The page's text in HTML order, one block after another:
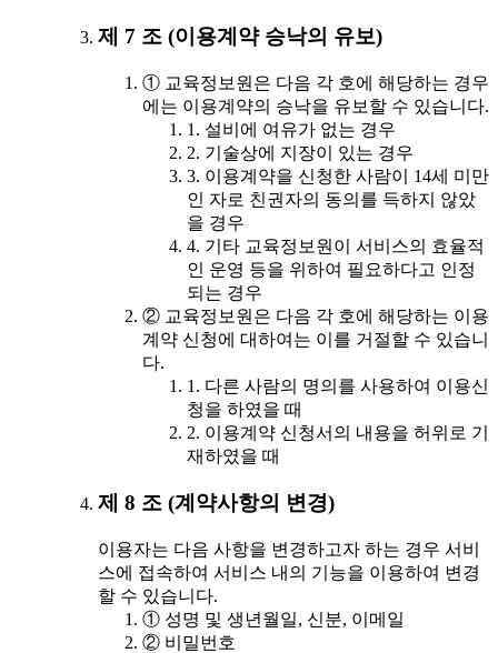
제 7 조 (이용계약 승낙의 유보)
① 교육정보원은 다음 각 호에 해당하는 경우
에는 이용계약의 승낙을 유보할 수 있습니다.
1. 설비에 여유가 없는 경우
2. 기술상에 지장이 있는 경우
3. 이용계약을 신청한 사람이 14세 미만
인 자로 친권자의 동의를 득하지 않았
을 경우
4. 기타 교육정보원이 서비스의 효율적
인 운영 등을 위하여 필요하다고 인정
되는 경우
② 교육정보원은 다음 각 호에 해당하는 이용
계약 신청에 대하여는 이를 거절할 수 있습니
다.
1. 다른 사람의 명의를 사용하여 이용신
청을 하였을 때
2. 이용계약 신청서의 내용을 허위로 기
재하였을 때
제 8 조 (계약사항의 변경)
이용자는 다음 사항을 변경하고자 하는 경우 서비
스에 접속하여 서비스 내의 기능을 이용하여 변경
할 수 있습니다.
① 성명 및 생년월일, 신분, 이메일
② 비밀번호